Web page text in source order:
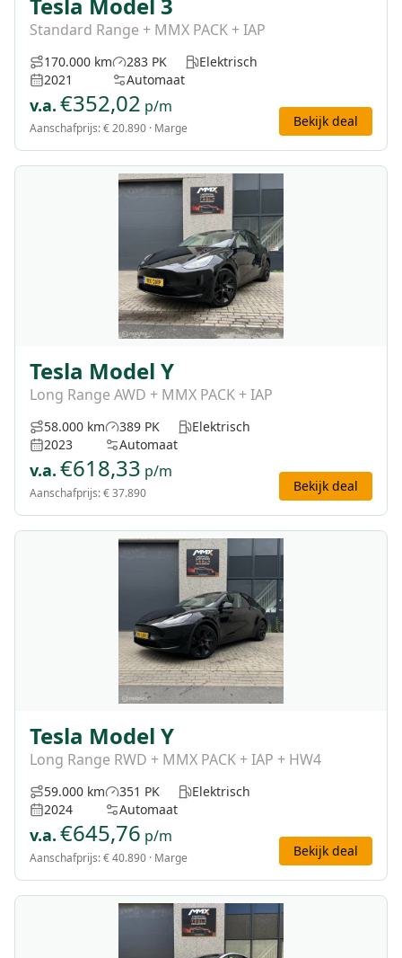
Standard Range + MMX PACK + IAP
170.000 km
2021
283 PK
Automaat
Elektrisch
v.a. €352,02 p/m
Aanschafprijs:€ 20.890 · Marge Bekijk deal
Tesla Model Y
Long Range AWD + MMX PACK + IAP
58.000 km
2023
389 PK
Automaat
Elektrisch
v.a. €618,33 p/m
Aanschafprijs:€ 37.890 Bekijk deal
Tesla Model Y
Long Range RWD + MMX PACK + IAP + HW4
59.000 km
2024
351 PK
Automaat
Elektrisch
v.a. €645,76 p/m
Aanschafprijs:€ 40.890 · Marge Bekijk deal